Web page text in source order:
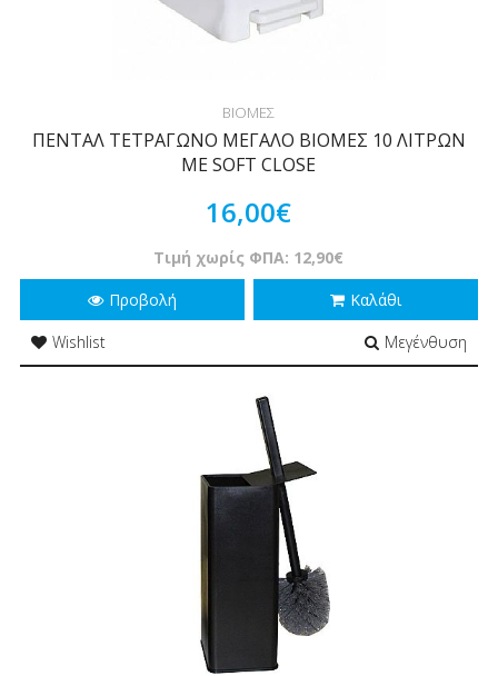
ΒΙΟΜΕΣ
ΠΕΝΤΑΛ ΤΕΤΡΑΓΩΝΟ ΜΕΓΑΛΟ ΒΙΟΜΕΣ 10 ΛΙΤΡΩΝ
ΜΕ SOFT CLOSE
16,00€
Τιμή χωρίς ΦΠΑ: 12,90€
Προβολή
Καλάθι
Wishlist
Μεγένθυση